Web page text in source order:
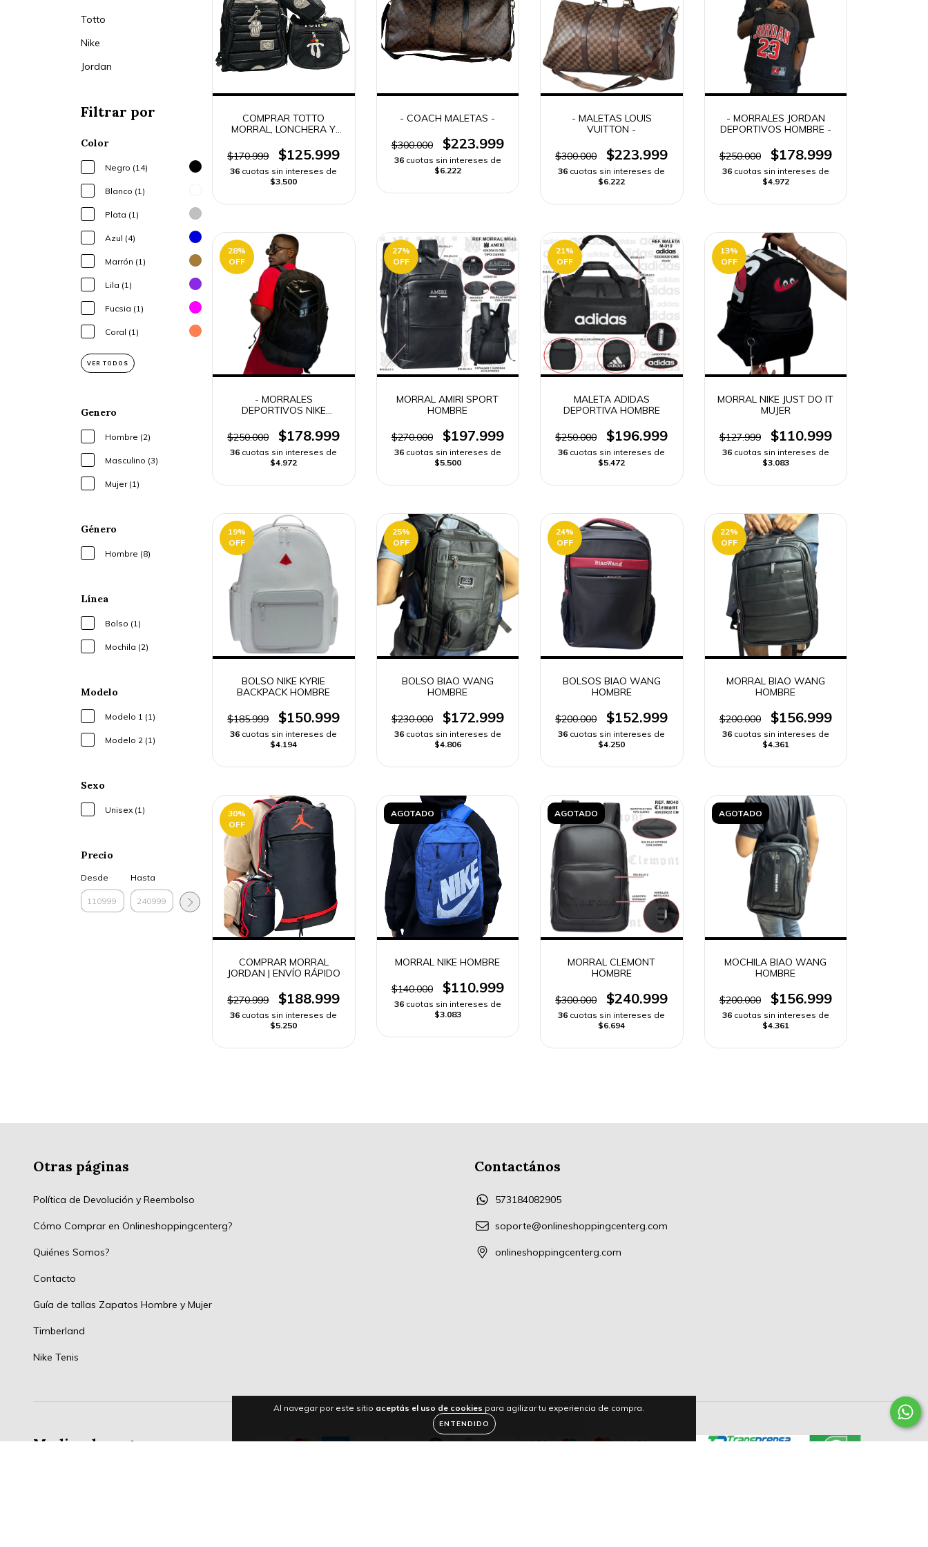
Al navegar por este sitio aceptás el uso de cookies para agilizar tu experiencia de compra.
ENTENDIDO
Totto
Nike
Jordan
Filtrar por
Color
Negro (14)
Blanco (1)
Plata (1)
Azul (4)
Marrón (1)
Lila (1)
Fucsia (1)
Coral (1)
VER TODOS
Genero
Hombre (2)
Masculino (3)
Mujer (1)
Género
Hombre (8)
Línea
Bolso (1)
Mochila (2)
Modelo
Modelo 1 (1)
Modelo 2 (1)
Sexo
Unisex (1)
Precio
Desde Hasta
COMPRAR TOTTO
MORRAL, LONCHERA Y
$170.999
$125.999
36 cuotas sin intereses de
$3.500
- COACH MALETAS -
$300.000 $223.999
36 cuotas sin intereses de
$6.222
- MALETAS LOUIS
VUITTON -
$300.000 $223.999
36 cuotas sin intereses de
$6.222
- MORRALES JORDAN
DEPORTIVOS HOMBRE -
$250.000 $178.999
36 cuotas sin intereses de
$4.972
28%
OFF
- MORRALES
DEPORTIVOS NIKE
$250.000
$178.999
36 cuotas sin intereses de
$4.972
27%
OFF
MORRAL AMIRI SPORT
HOMBRE
$270.000 $197.999
36 cuotas sin intereses de
$5.500
21%
OFF
MALETA ADIDAS
DEPORTIVA HOMBRE
$250.000 $196.999
36 cuotas sin intereses de
$5.472
13%
OFF
MORRAL NIKE JUST DO IT
MUJER
$127.999 $110.999
36 cuotas sin intereses de
$3.083
19%
OFF
BOLSO NIKE KYRIE
BACKPACK HOMBRE
$185.999 $150.999
36 cuotas sin intereses de
$4.194
25%
OFF
BOLSO BIAO WANG
HOMBRE
$230.000 $172.999
36 cuotas sin intereses de
$4.806
24%
OFF
BOLSOS BIAO WANG
HOMBRE
$200.000 $152.999
36 cuotas sin intereses de
$4.250
22%
OFF
MORRAL BIAO WANG
HOMBRE
$200.000 $156.999
36 cuotas sin intereses de
$4.361
30%
OFF
COMPRAR MORRAL
JORDAN | ENVÍO RÁPIDO
$270.999 $188.999
36 cuotas sin intereses de
$5.250
AGOTADO
MORRAL NIKE HOMBRE
$140.000 $110.999
36 cuotas sin intereses de
$3.083
AGOTADO
MORRAL CLEMONT
HOMBRE
$300.000 $240.999
36 cuotas sin intereses de
$6.694
AGOTADO
MOCHILA BIAO WANG
HOMBRE
$200.000 $156.999
36 cuotas sin intereses de
$4.361
Otras páginas
Política de Devolución y Reembolso
Cómo Comprar en Onlineshoppingcenterg?
Quiénes Somos?
Contacto
Guía de tallas Zapatos Hombre y Mujer
Timberland
Nike Tenis
Contactános
573184082905
soporte@onlineshoppingcenterg.com
onlineshoppingcenterg.com
Medios de pago